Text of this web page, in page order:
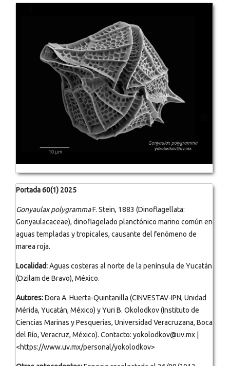
Portada 60(1) 2025
Gonyaulax polygrammaF. Stein, 1883 (Dinoflagellata:
Gonyaulacaceae), dinoflagelado planctónico marino común en
aguas templadas y tropicales, causante del fenómeno de
marea roja.
Localidad:Aguas costeras al norte de la península de Yucatán
(Dzilam de Bravo), México.
Autores:Dora A. Huerta-Quintanilla (CINVESTAV-IPN, Unidad
Mérida, Yucatán, México) y Yuri B. Okolodkov (Instituto de
Ciencias Marinas y Pesquerías, Universidad Veracruzana, Boca
del Río, Veracruz, México). Contacto: yokolodkov@uv.mx |
<https://www.uv.mx/personal/yokolodkov>